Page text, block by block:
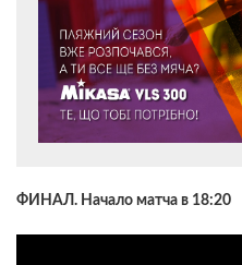
ФИНАЛ. Начало матча в 18:20